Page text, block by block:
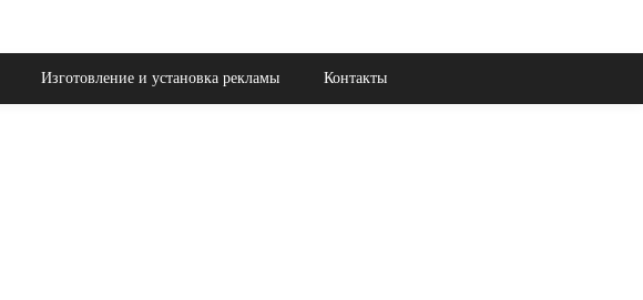
Изготовление и установка рекламы Контакты